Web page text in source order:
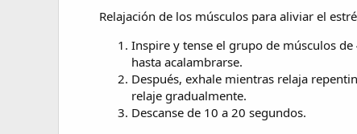
Relajación de los músculos para aliviar el
Inspire y tense el grupo de músculos
hasta acalambrarse.
Después, exhale mientras relaja
relaje gradualmente.
Descanse de 10 a 20 segundos.